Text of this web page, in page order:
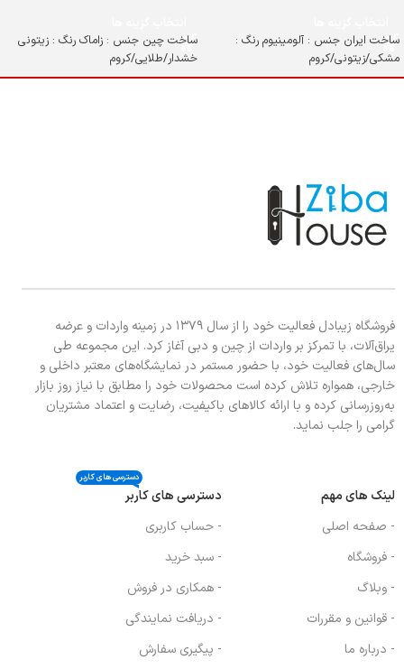
ساخت ایران جنس : آلومینیوم رنگ :
مشکی/زیتونی/کروم
ساخت چین جنس : زاماک رنگ : زیتونی
خشدار/طلایی/کروم
فروشگاه زیبادل فعالیت خود را از سال ۱۳۷۹ در زمینه واردات و عرضه
یراق‌آلات، با تمرکز بر واردات از چین و دبی آغاز کرد. این مجموعه طی
سال‌های فعالیت خود، با حضور مستمر در نمایشگاه‌های معتبر داخلی و
خارجی، همواره تلاش کرده است محصولات خود را مطابق با نیاز روز بازار
به‌روزرسانی کرده و با ارائه کالاهای باکیفیت، رضایت و اعتماد مشتریان
گرامی را جلب نماید.
لینک های مهم
- صفحه اصلی
- فروشگاه
- وبلاگ
- قوانین و مقررات
- درباره ما
دسترسی های کاربر
دسترسی های کاربر
- حساب کاربری
- سبد خرید
- همکاری در فروش
- دریافت نمایندگی
- پیگیری سفارش